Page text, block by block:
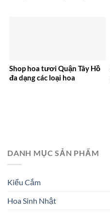
Shop hoa tươi Quận Tây Hồ
đa dạng các loại hoa
DANH MỤC SẢN PHẨM
Kiểu Cắm
Hoa Sinh Nhật